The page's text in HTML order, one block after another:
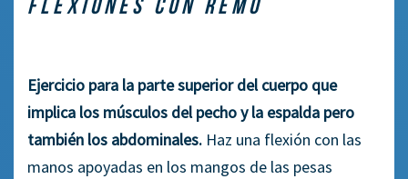
FLEXIONES CON REMO
Ejercicio para la parte superior del cuerpo que
implica los músculos del pecho y la espalda pero
también los abdominales. Haz una flexión con las
manos apoyadas en los mangos de las pesas